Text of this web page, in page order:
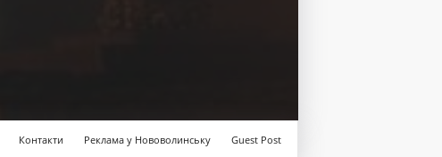
Контакти Реклама у Нововолинську Guest Post